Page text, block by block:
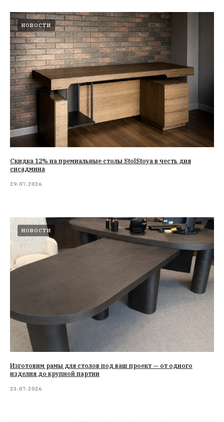
НОВОСТИ
Cкидка 12% на премиальные столы StolStoya в честь дня
сисадмина
29.07.2026
НОВОСТИ
Изготовим рамы для столов под ваш проект — от одного
изделия до крупной партии
23.07.2026